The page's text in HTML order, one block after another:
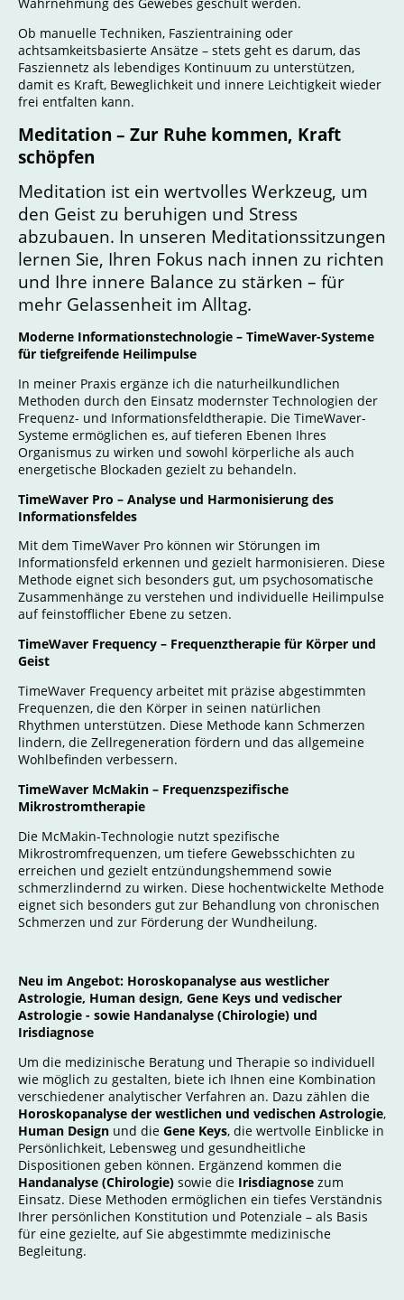
Ob manuelle Techniken, Faszientraining oder
achtsamkeitsbasierte Ansätze – stets geht es darum, das
Fasziennetz als lebendiges Kontinuum zu unterstützen,
damit es Kraft, Beweglichkeit und innere Leichtigkeit wieder
frei entfalten kann.
Meditation – Zur Ruhe kommen, Kraft
schöpfen
Meditation ist ein wertvolles Werkzeug, um
den Geist zu beruhigen und Stress
abzubauen. In unseren Meditationssitzungen
lernen Sie, Ihren Fokus nach innen zu richten
und Ihre innere Balance zu stärken – für
mehr Gelassenheit im Alltag.
Moderne Informationstechnologie – TimeWaver-Systeme
für tiefgreifende Heilimpulse
In meiner Praxis ergänze ich die naturheilkundlichen
Methoden durch den Einsatz modernster Technologien der
Frequenz- und Informationsfeldtherapie. Die TimeWaver-
Systeme ermöglichen es, auf tieferen Ebenen Ihres
Organismus zu wirken und sowohl körperliche als auch
energetische Blockaden gezielt zu behandeln.
TimeWaver Pro – Analyse und Harmonisierung des
Informationsfeldes
Mit dem TimeWaver Pro können wir Störungen im
Informationsfeld erkennen und gezielt harmonisieren. Diese
Methode eignet sich besonders gut, um psychosomatische
Zusammenhänge zu verstehen und individuelle Heilimpulse
auf feinstofflicher Ebene zu setzen.
TimeWaver Frequency – Frequenztherapie für Körper und
Geist
TimeWaver Frequency arbeitet mit präzise abgestimmten
Frequenzen, die den Körper in seinen natürlichen
Rhythmen unterstützen. Diese Methode kann Schmerzen
lindern, die Zellregeneration fördern und das allgemeine
Wohlbefinden verbessern.
TimeWaver McMakin – Frequenzspezifische
Mikrostromtherapie
Die McMakin-Technologie nutzt spezifische
Mikrostromfrequenzen, um tiefere Gewebsschichten zu
erreichen und gezielt entzündungshemmend sowie
schmerzlindernd zu wirken. Diese hochentwickelte Methode
eignet sich besonders gut zur Behandlung von chronischen
Schmerzen und zur Förderung der Wundheilung.
Neu im Angebot: Horoskopanalyse aus westlicher
Astrologie, Human design, Gene Keys und vedischer
Astrologie - sowie Handanalyse (Chirologie) und
Irisdiagnose
Um die medizinische Beratung und Therapie so individuell
wie möglich zu gestalten, biete ich Ihnen eine Kombination
verschiedener analytischer Verfahren an. Dazu zählen die
Horoskopanalyse der westlichen und vedischen Astrologie,
Human Design und die Gene Keys, die wertvolle Einblicke in
Persönlichkeit, Lebensweg und gesundheitliche
Dispositionen geben können. Ergänzend kommen die
Handanalyse (Chirologie) sowie die Irisdiagnose zum
Einsatz. Diese Methoden ermöglichen ein tiefes Verständnis
Ihrer persönlichen Konstitution und Potenziale – als Basis
für eine gezielte, auf Sie abgestimmte medizinische
Begleitung.